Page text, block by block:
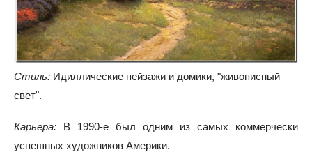
Стиль: Идиллические пейзажи и домики, "живописный
свет".
Карьера: В 1990-е был одним из самых коммерчески
успешных художников Америки.